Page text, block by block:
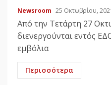
Newsroom 25 Οκτωβρίου,
Από την Τετάρτη 27
διενεργούνται εντός
εμβόλια
Περισσότερα